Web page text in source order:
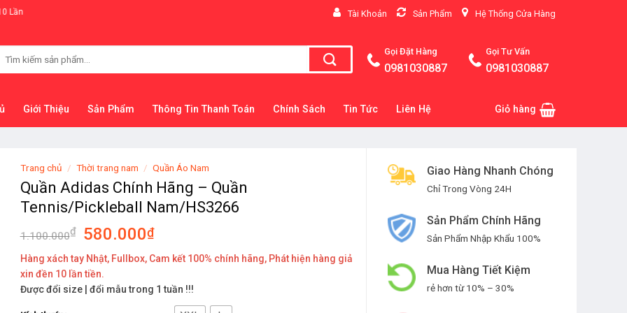
Tài Khoản Sản Phẩm Hệ Thống Cửa Hàng
Tìm
Gọi Đặt Hàng
0981030887
Gọi Tư Vấn
0981030887
Giới Thiệu Sản Phẩm Thông Tin Thanh Toán Chính Sách Tin Tức Liên Hệ Giỏ hàng
Giao Hàng Nhanh Chóng
Chỉ Trong Vòng 24H
Sản Phẩm Chính Hãng
Sản Phẩm Nhập Khẩu 100%
Mua Hàng Tiết Kiệm
rẻ hơn từ 10% – 30%
Trang chủ / Thời trang nam / Quần Áo Nam
Quần Adidas Chính Hãng – Quần
Tennis/Pickleball Nam/HS3266
1.100.000₫ 580.000₫
Hàng xách tay Nhật, Fullbox, Cam kết 100% chính hãng, Phát hiện hàng giả
xin đền 10 lần tiền.
Được đổi size | đổi mẫu trong 1 tuần !!!